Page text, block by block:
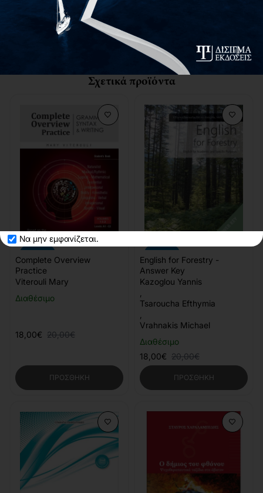
Να μην εμφανίζεται.
συναφών επαγγελματιών και κοινωνικών επιστημόνων που
επιθυμούν συνεχή και σταθερή ενημέρωση σε ζητήματα
σχετικά με την επικοινωνία στην επαγγελματική πρακτική.
Σχετικά προϊόντα
Διαθέσιμο
Complete Overview
Practice
Viterouli Mary
18,00€ 20,00€
ΠΡΟΣΘΉΚΗ
Διαθέσιμο
English for Forestry -
Answer Key
Kazoglou Yannis
Tsaroucha Efthymia
Vrahnakis Michael
18,00€ 20,00€
ΠΡΟΣΘΉΚΗ